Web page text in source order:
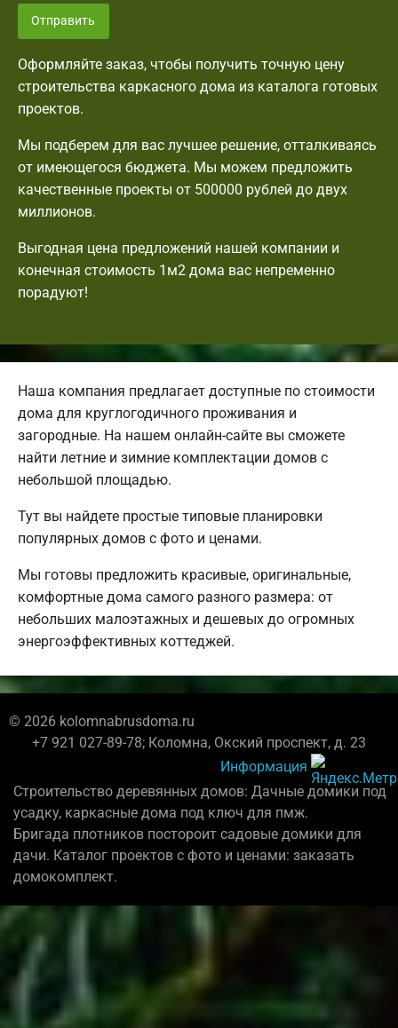
Отправить
Оформляйте заказ, чтобы получить точную цену
строительства каркасного дома из каталога готовых
проектов.
Мы подберем для вас лучшее решение, отталкиваясь
от имеющегося бюджета. Мы можем предложить
качественные проекты от 500000 рублей до двух
миллионов.
Выгодная цена предложений нашей компании и
конечная стоимость 1м2 дома вас непременно
порадуют!
Наша компания предлагает доступные по стоимости
дома для круглогодичного проживания и
загородные. На нашем онлайн-сайте вы сможете
найти летние и зимние комплектации домов с
небольшой площадью.
Тут вы найдете простые типовые планировки
популярных домов с фото и ценами.
Мы готовы предложить красивые, оригинальные,
комфортные дома самого разного размера: от
небольших малоэтажных и дешевых до огромных
энергоэффективных коттеджей.
© 2026 kolomnabrusdoma.ru
+7 921 027-89-78; Коломна, Окский проспект, д. 23
Информация
Строительство деревянных домов: Дачные домики под
усадку, каркасные дома под ключ для пмж.
Бригада плотников постороит садовые домики для
дачи. Каталог проектов с фото и ценами: заказать
домокомплект.